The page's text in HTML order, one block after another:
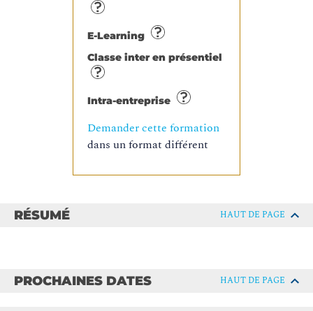
E-Learning
Classe inter en présentiel
Intra-entreprise
Demander cette formation
dans un format différent
RÉSUMÉ HAUT DE PAGE
PROCHAINES DATES HAUT DE PAGE